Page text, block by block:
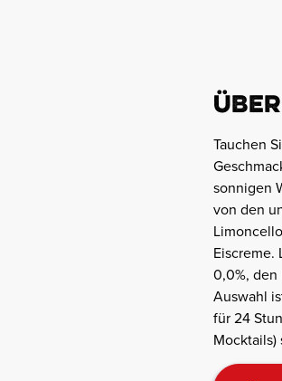
Tauchen
sonnigen
von den
Eiscreme.
0,0%,
Auswahl
für 24